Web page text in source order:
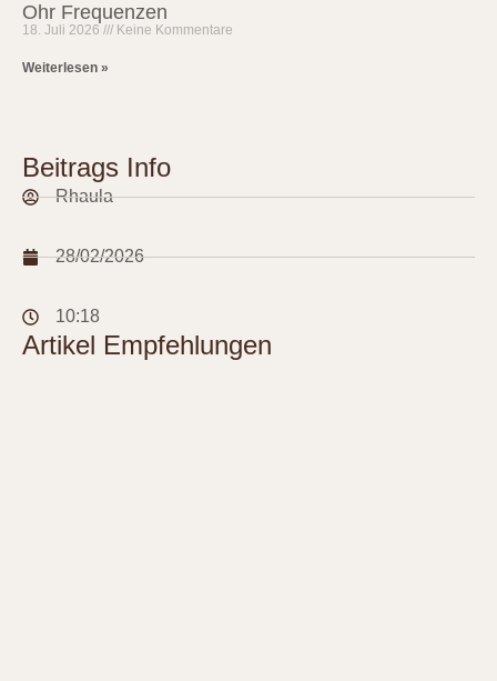
Ohr Frequenzen
18. Juli 2026 Keine Kommentare
Weiterlesen »
Beitrags Info
Rhaula
28/02/2026
10:18
Artikel Empfehlungen